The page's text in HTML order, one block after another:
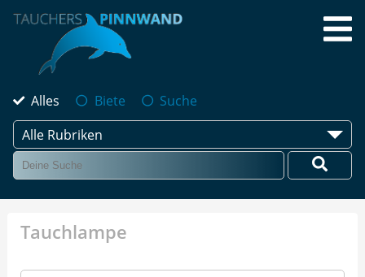
Alles Biete
Suche
Alle Rubriken
Tauchlampe